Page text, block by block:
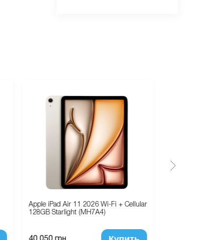
Apple iPad Air 11 2026 Wi-Fi + Cellular
128GB Starlight (MH7A4)